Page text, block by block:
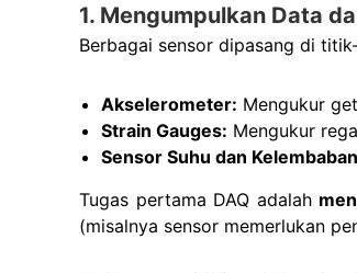
1. Mengumpulkan Data
Berbagai sensor dipasang di
Akselerometer: Mengukur
Strain Gauges: Mengukur
Sensor Suhu dan
Tugas pertama DAQ adalah
(misalnya sensor memerlukan